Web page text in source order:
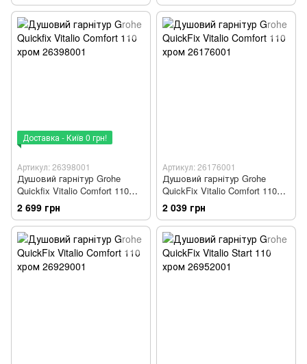
Доставка - Київ 0 грн!
Артикул: 26398001
Душовий гарнітур Grohe
Quickfix Vitalio Comfort 110
хром 26398001
2 699 грн
Артикул: 26176001
Душовий гарнітур Grohe
QuickFix Vitalio Comfort 110
хром 26176001
2 039 грн